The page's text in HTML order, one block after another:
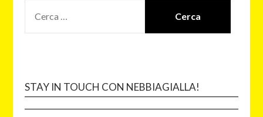
STAY IN TOUCH CON NEBBIAGIALLA!